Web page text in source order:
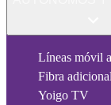
Líneas móvil
Fibra adicional
Yoigo TV